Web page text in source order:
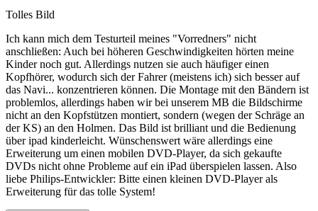
Tolles Bild
Ich kann mich dem Testurteil meines "Vorredners" nicht
anschließen: Auch bei höheren Geschwindigkeiten hörten meine
Kinder noch gut. Allerdings nutzen sie auch häufiger einen
Kopfhörer, wodurch sich der Fahrer (meistens ich) sich besser auf
das Navi... konzentrieren können. Die Montage mit den Bändern ist
problemlos, allerdings haben wir bei unserem MB die Bildschirme
nicht an den Kopfstützen montiert, sondern (wegen der Schräge an
der KS) an den Holmen. Das Bild ist brilliant und die Bedienung
über ipad kinderleicht. Wünschenswert wäre allerdings eine
Erweiterung um einen mobilen DVD-Player, da sich gekaufte
DVDs nicht ohne Probleme auf ein iPad überspielen lassen. Also
liebe Philips-Entwickler: Bitte einen kleinen DVD-Player als
Erweiterung für das tolle System!